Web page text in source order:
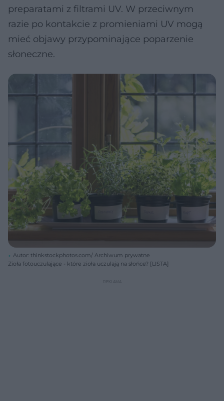
preparatami z filtrami UV. W przeciwnym
razie po kontakcie z promieniami UV mogą
mieć objawy przypominające poparzenie
słoneczne.
Autor: thinkstockphotos.com/ Archiwum prywatne
Zioła fotouczulające - które zioła uczulają na słońce? [LISTA]